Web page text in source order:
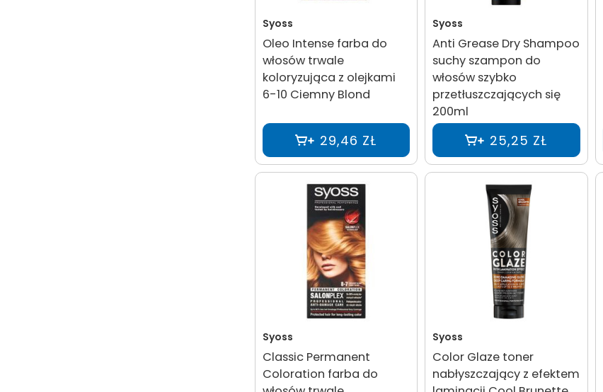
Syoss
Oleo Intense farba do
włosów trwale
koloryzująca z olejkami
6-10 Ciemny Blond
29,46 ZŁ
Syoss
Anti Grease Dry Shampoo
suchy szampon do
włosów szybko
przetłuszczających się
200ml
25,25 ZŁ
Syoss
Classic Permanent
Coloration farba do
Syoss
Color Glaze toner
nabłyszczający z efektem